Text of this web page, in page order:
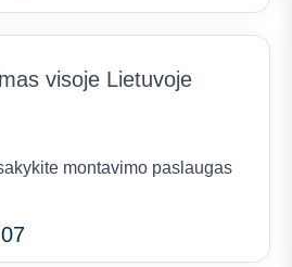
visoje Lietuvoje
montavimo paslaugas